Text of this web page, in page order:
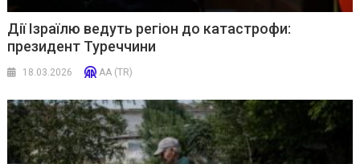
Дії Ізраїлю ведуть регіон до катастрофи:
президент Туреччини
18.03.2026 AA (TR)